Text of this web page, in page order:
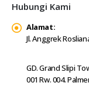
Hubungi Kami
Alamat:
Jl. Anggrek
GD. Grand Slipi
001 Rw. 004.